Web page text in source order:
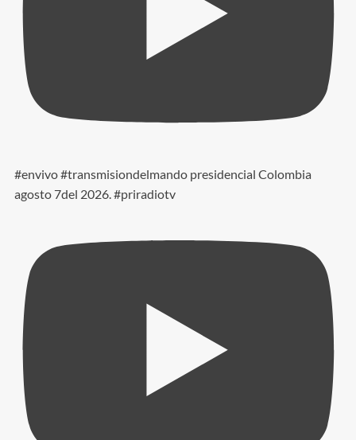
#envivo #transmisiondelmando presidencial Colombia
agosto 7del 2026. #priradiotv